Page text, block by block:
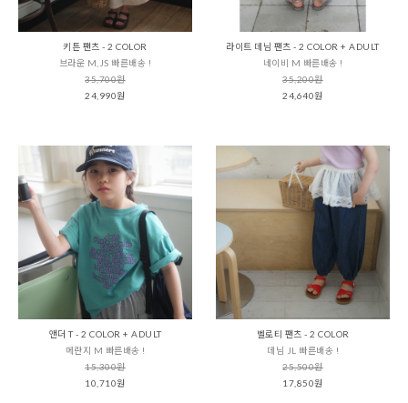
키튼 팬츠 - 2 COLOR
브라운 M,JS 빠른배송 !
35,700원
24,990원
라이트 데님 팬츠 - 2 COLOR + ADULT
네이비 M 빠른배송 !
35,200원
24,640원
앤더 T - 2 COLOR + ADULT
메란지 M 빠른배송 !
15,300원
10,710원
벨로티 팬츠 - 2 COLOR
데님 JL 빠른배송 !
25,500원
17,850원